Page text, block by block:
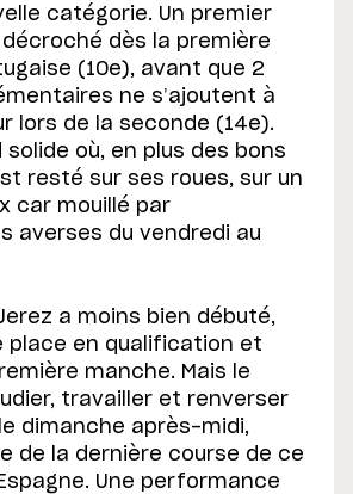
catégorie. Un premier
dès la première
(10e), avant que 2
ne s’ajoutent à
lors de la seconde (14e).
solide où, en plus des bons
resté sur ses roues, sur un
car mouillé par
averses du vendredi au
a moins bien débuté,
place en qualification et
manche. Mais le
travailler et renverser
dimanche après-midi,
de la dernière course de ce
Une performance